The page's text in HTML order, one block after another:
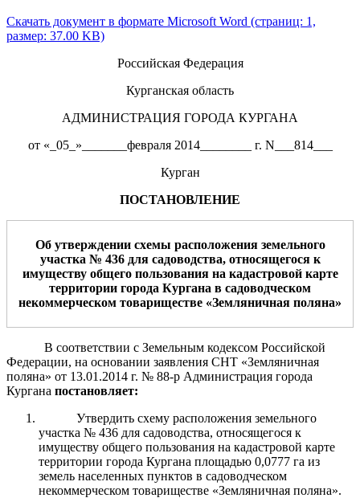
Скачать документ в формате Microsoft Word (страниц: 1,
размер: 37.00 KB)
Российская Федерация
Курганская область
АДМИНИСТРАЦИЯ ГОРОДА КУРГАНА
от «_05_»_______февраля 2014________ г. N___814___
Курган
ПОСТАНОВЛЕНИЕ
Об утверждении схемы расположения земельного
участка № 436 для садоводства, относящегося к
имуществу общего пользования на кадастровой карте
территории города Кургана в садоводческом
некоммерческом товариществе «Земляничная поляна»
В соответствии с Земельным кодексом Российской
Федерации, на основании заявления СНТ «Земляничная
поляна» от 13.01.2014 г. № 88-р Администрация города
Кургана постановляет:
Утвердить схему расположения земельного
участка № 436 для садоводства, относящегося к
имуществу общего пользования на кадастровой карте
территории города Кургана площадью 0,0777 га из
земель населенных пунктов в садоводческом
некоммерческом товариществе «Земляничная поляна».